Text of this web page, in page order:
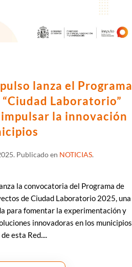
lanza el Programa
Laboratorio”
la innovación
. Publicado en NOTICIAS.
la convocatoria del Programa de
de Ciudad Laboratorio 2025, una
para fomentar la experimentación y
innovadoras en los municipios
esta Red....